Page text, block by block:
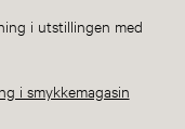
i utstillingen med
i smykkemagasin